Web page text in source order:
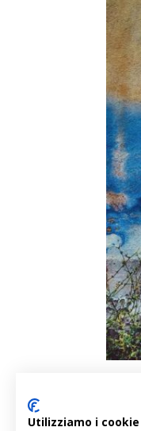
Utilizziamo i cookie